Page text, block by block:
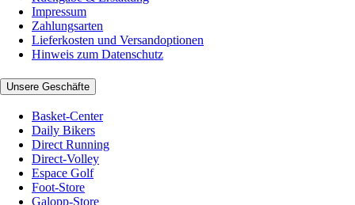
Impressum
Zahlungsarten
Lieferkosten und Versandoptionen
Hinweis zum Datenschutz
Unsere Geschäfte
Basket-Center
Daily Bikers
Direct Running
Direct-Volley
Espace Golf
Foot-Store
Galopp-Store